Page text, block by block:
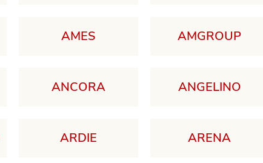
AMES AMGROUP
ANCORA ANGELINO
ARDIE ARENA